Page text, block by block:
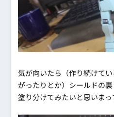
気が向いたら（作り続けて
がったりとか）シールドの裏
塗り分けてみたいと思いまっ